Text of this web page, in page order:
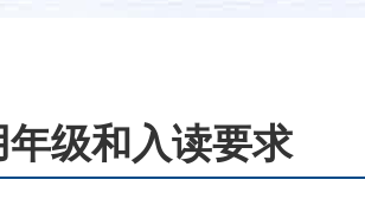
级和入读要求